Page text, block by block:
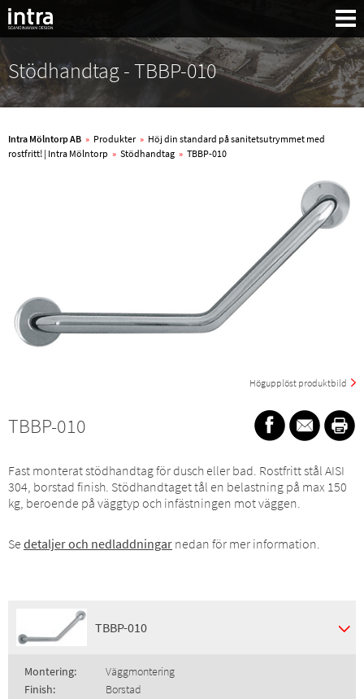
Stödhandtag - TBBP-010
Intra Mölntorp AB » Produkter » Höj din standard på sanitetsutrymmet med
rostfritt! | Intra Mölntorp » Stödhandtag » TBBP-010
Högupplöst produktbild
TBBP-010
Fast monterat stödhandtag för dusch eller bad. Rostfritt stål AISI
304, borstad finish. Stödhandtaget tål en belastning på max 150
kg, beroende på väggtyp och infästningen mot väggen.
Se detaljer och nedladdningar nedan för mer information.
TBBP-010
Montering:
Väggmontering
Finish:
Borstad